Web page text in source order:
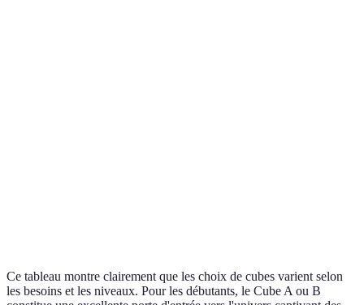
Ce tableau montre clairement que les choix de cubes varient selon
les besoins et les niveaux. Pour les débutants, le Cube A ou B